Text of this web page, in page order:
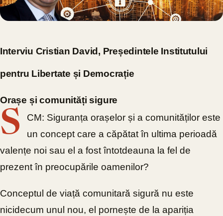
Interviu Cristian David, Președintele Institutului
pentru Libertate și Democrație
Orașe și comunități sigure
S
CM: Siguranța orașelor și a comunităților este
un concept care a căpătat în ultima perioadă
valențe noi sau el a fost întotdeauna la fel de
prezent în preocupările oamenilor?
Conceptul de viață comunitară sigură nu este
nicidecum unul nou, el pornește de la apariția